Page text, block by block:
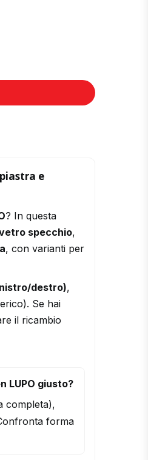
e
? In questa
specchio,
, con varianti per
destro),
Se hai
il ricambio
LUPO giusto?
completa),
forma